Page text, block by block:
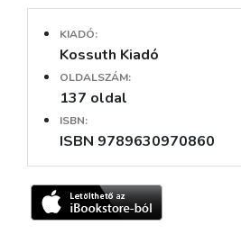
KIADÓ:
Kossuth Kiadó
OLDALSZÁM:
137 oldal
ISBN:
ISBN 9789630970860